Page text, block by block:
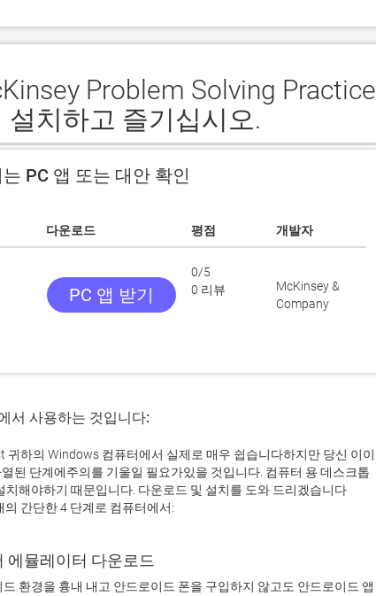
Problem Solving Practice
치하고 즐기십시오.
PC 앱 또는 대안 확인
다운로드 평점 개발자
PC 앱 받기
0/5
0 리뷰
McKinsey &
Company
서 사용하는 것입니다:
귀하의 Windows 컴퓨터에서 실제로 매우 쉽습니다하지만 당신 이이
된 단계에주의를 기울일 필요가있을 것입니다. 컴퓨터 용 데스크톱
해야하기 때문입니다. 다운로드 및 설치를 도와 드리겠습니다
간단한 4 단계로 컴퓨터에서:
에뮬레이터 다운로드
환경을 흉내 내고 안드로이드 폰을 구입하지 않고도 안드로이드 앱